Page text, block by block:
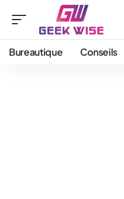
Bureautique Conseils